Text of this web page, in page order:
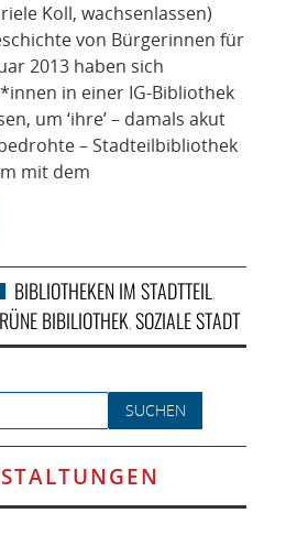
Koll, wachsenlassen)
von Bürgerinnen für
2013 haben sich
in einer IG-Bibliothek
um ‘ihre’ – damals akut
– Stadteilbibliothek
mit dem
BIBLIOTHEKEN IM STADTTEIL ,
BIBILIOTHEK,SOZIALE STADT